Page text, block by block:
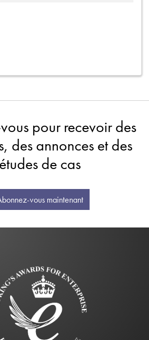
pour recevoir des
des annonces et des
études de cas
vous maintenant